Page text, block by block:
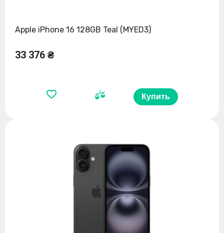
Apple iPhone 16 128GB Teal (MYED3)
33 376 ₴
Купить